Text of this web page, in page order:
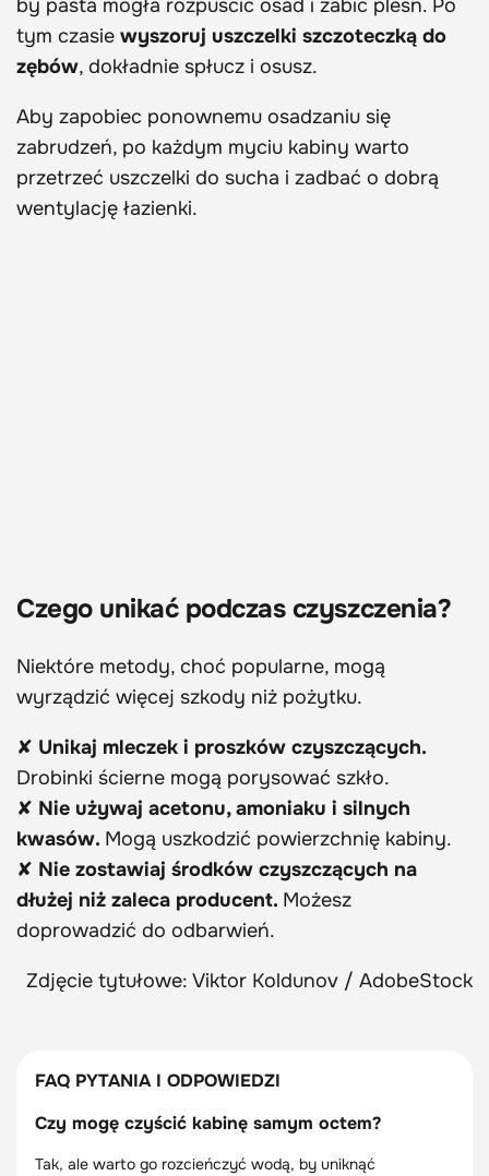
by pasta mogła rozpuścić osad i zabić pleśń. Po
tym czasie wyszoruj uszczelki szczoteczką do
zębów, dokładnie spłucz i osusz.
Aby zapobiec ponownemu osadzaniu się
zabrudzeń, po każdym myciu kabiny warto
przetrzeć uszczelki do sucha i zadbać o dobrą
wentylację łazienki.
Czego unikać podczas czyszczenia?
Niektóre metody, choć popularne, mogą
wyrządzić więcej szkody niż pożytku.
✘ Unikaj mleczek i proszków czyszczących.
Drobinki ścierne mogą porysować szkło.
✘ Nie używaj acetonu, amoniaku i silnych
kwasów. Mogą uszkodzić powierzchnię kabiny.
✘ Nie zostawiaj środków czyszczących na
dłużej niż zaleca producent. Możesz
doprowadzić do odbarwień.
Zdjęcie tytułowe: Viktor Koldunov / AdobeStock
FAQ PYTANIA I ODPOWIEDZI
Czy mogę czyścić kabinę samym octem?
Tak, ale warto go rozcieńczyć wodą, by uniknąć